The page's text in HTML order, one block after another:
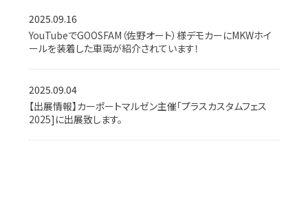
2025.09.16
YouTubeでGOOSFAM（佐野オート）様デモカーにMKWホイ
ールを装着した車両が紹介されています！
2025.09.04
【出展情報】カーポートマルゼン主催「プラスカスタムフェス
2025]に出展致します。